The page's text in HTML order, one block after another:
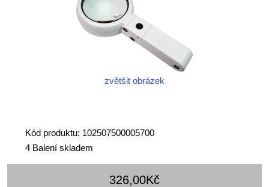
zvětšit obrázek
Kód produktu: 102507500005700
4 Balení skladem
326,00Kč